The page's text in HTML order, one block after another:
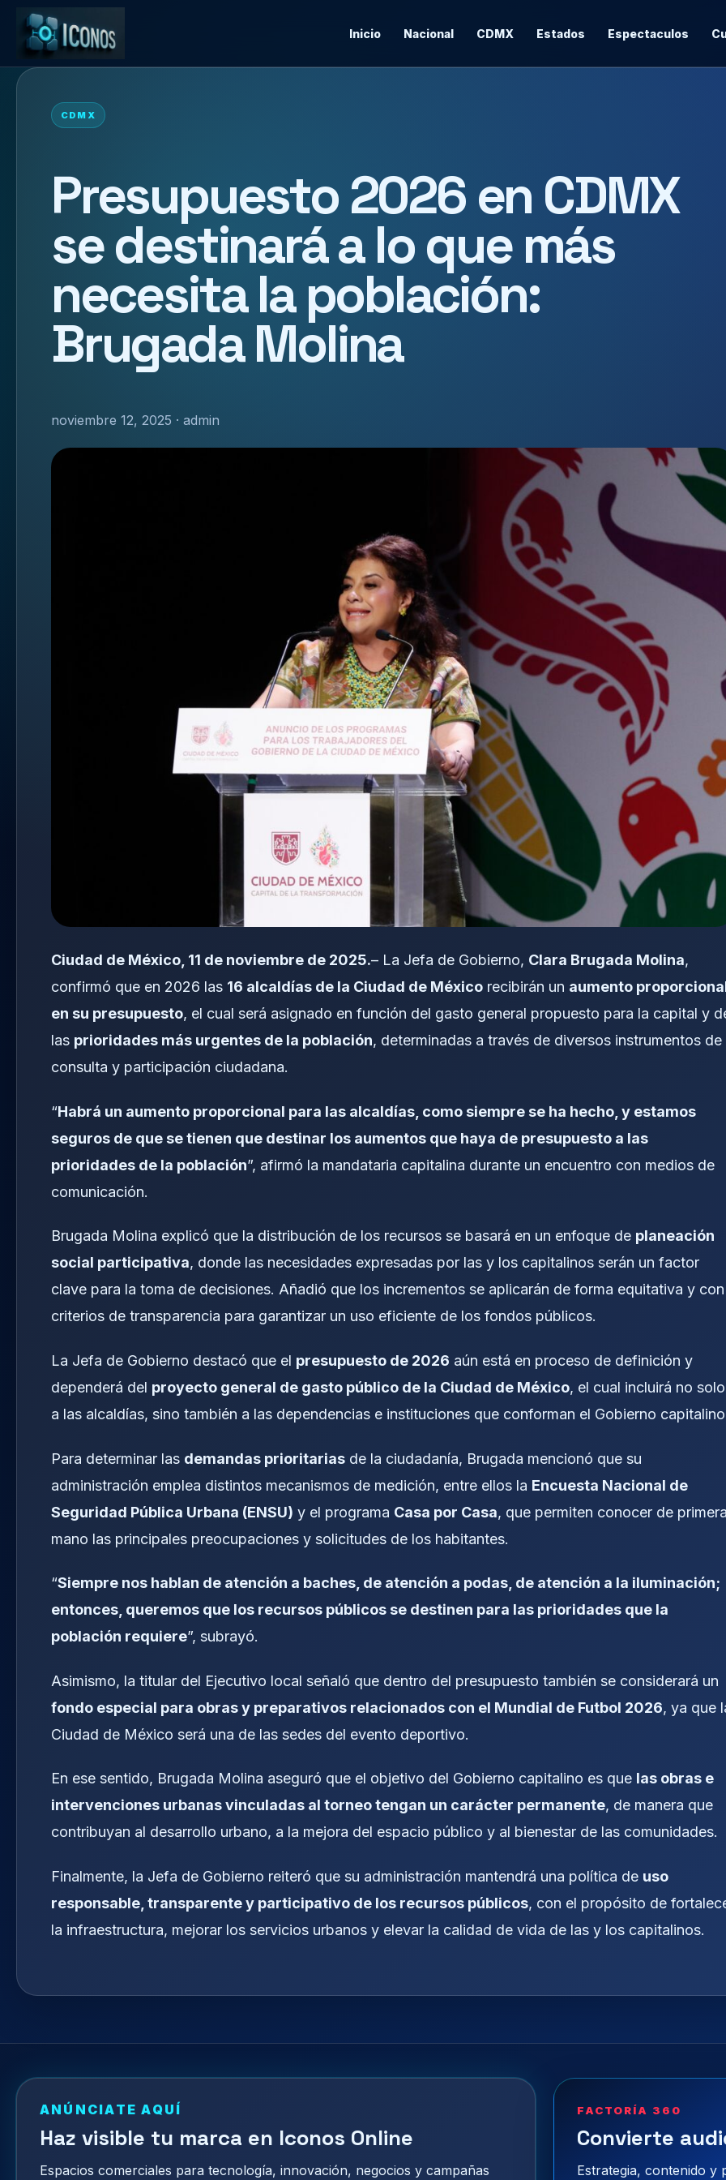
Inicio Nacional CDMX Estados Espectaculos
CDMX
Presupuesto 2026 en CDMX
se destinará a lo que más
necesita la población:
Brugada Molina
noviembre 12, 2025 · admin
Ciudad de México, 11 de noviembre de 2025.– La Jefa de Gobierno, Clara Brugada Molina,
confirmó que en 2026 las 16 alcaldías de la Ciudad de México recibirán un aumento
en su presupuesto, el cual será asignado en función del gasto general propuesto para la capital y
las prioridades más urgentes de la población, determinadas a través de diversos instrumentos de
consulta y participación ciudadana.
“Habrá un aumento proporcional para las alcaldías, como siempre se ha hecho, y estamos
seguros de que se tienen que destinar los aumentos que haya de presupuesto a las
prioridades de la población”, afirmó la mandataria capitalina durante un encuentro con medios de
comunicación.
Brugada Molina explicó que la distribución de los recursos se basará en un enfoque de planeación
social participativa, donde las necesidades expresadas por las y los capitalinos serán un factor
clave para la toma de decisiones. Añadió que los incrementos se aplicarán de forma equitativa y con
criterios de transparencia para garantizar un uso eficiente de los fondos públicos.
La Jefa de Gobierno destacó que el presupuesto de 2026 aún está en proceso de definición y
dependerá del proyecto general de gasto público de la Ciudad de México, el cual incluirá no solo
a las alcaldías, sino también a las dependencias e instituciones que conforman el Gobierno
Para determinar las demandas prioritarias de la ciudadanía, Brugada mencionó que su
administración emplea distintos mecanismos de medición, entre ellos la Encuesta Nacional de
Seguridad Pública Urbana (ENSU) y el programa Casa por Casa, que permiten conocer de
mano las principales preocupaciones y solicitudes de los habitantes.
“Siempre nos hablan de atención a baches, de atención a podas, de atención a la iluminación;
entonces, queremos que los recursos públicos se destinen para las prioridades que la
población requiere”, subrayó.
Asimismo, la titular del Ejecutivo local señaló que dentro del presupuesto también se considerará un
fondo especial para obras y preparativos relacionados con el Mundial de Futbol 2026, ya que
Ciudad de México será una de las sedes del evento deportivo.
En ese sentido, Brugada Molina aseguró que el objetivo del Gobierno capitalino es que las obras e
intervenciones urbanas vinculadas al torneo tengan un carácter permanente, de manera que
contribuyan al desarrollo urbano, a la mejora del espacio público y al bienestar de las comunidades.
Finalmente, la Jefa de Gobierno reiteró que su administración mantendrá una política de uso
responsable, transparente y participativo de los recursos públicos, con el propósito de
la infraestructura, mejorar los servicios urbanos y elevar la calidad de vida de las y los capitalinos.
ANÚNCIATE AQUÍ
Haz visible tu marca en Iconos Online
Espacios comerciales para tecnología, innovación, negocios y campañas
FACTORÍA 360
Convierte
Estrategia, contenido y